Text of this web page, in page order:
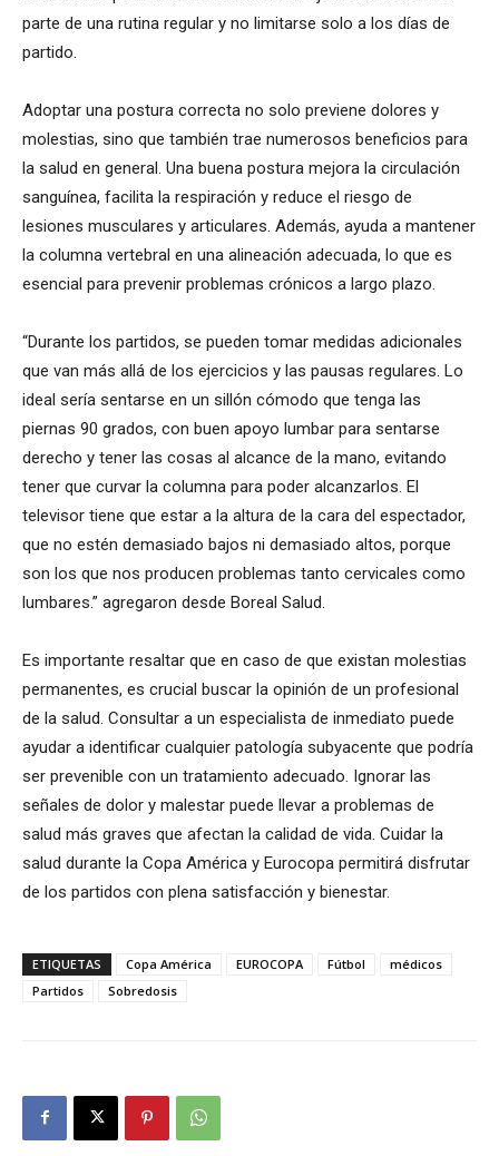
parte de una rutina regular y no limitarse solo a los días de
partido.
Adoptar una postura correcta no solo previene dolores y
molestias, sino que también trae numerosos beneficios para
la salud en general. Una buena postura mejora la circulación
sanguínea, facilita la respiración y reduce el riesgo de
lesiones musculares y articulares. Además, ayuda a mantener
la columna vertebral en una alineación adecuada, lo que es
esencial para prevenir problemas crónicos a largo plazo.
“Durante los partidos, se pueden tomar medidas adicionales
que van más allá de los ejercicios y las pausas regulares. Lo
ideal sería sentarse en un sillón cómodo que tenga las
piernas 90 grados, con buen apoyo lumbar para sentarse
derecho y tener las cosas al alcance de la mano, evitando
tener que curvar la columna para poder alcanzarlos. El
televisor tiene que estar a la altura de la cara del espectador,
que no estén demasiado bajos ni demasiado altos, porque
son los que nos producen problemas tanto cervicales como
lumbares.” agregaron desde Boreal Salud.
Es importante resaltar que en caso de que existan molestias
permanentes, es crucial buscar la opinión de un profesional
de la salud. Consultar a un especialista de inmediato puede
ayudar a identificar cualquier patología subyacente que podría
ser prevenible con un tratamiento adecuado. Ignorar las
señales de dolor y malestar puede llevar a problemas de
salud más graves que afectan la calidad de vida. Cuidar la
salud durante la Copa América y Eurocopa permitirá disfrutar
de los partidos con plena satisfacción y bienestar.
ETIQUETAS Copa América EUROCOPA Fútbol
médicos
Partidos
Sobredosis